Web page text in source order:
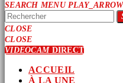
SEARCH MENU PLAY_ARROW
CLOSE
CLOSE
VIDEOCAMDIRECT
ACCUEIL
À LA UNE